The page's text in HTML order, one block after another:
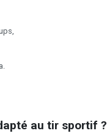
au tir sportif ?